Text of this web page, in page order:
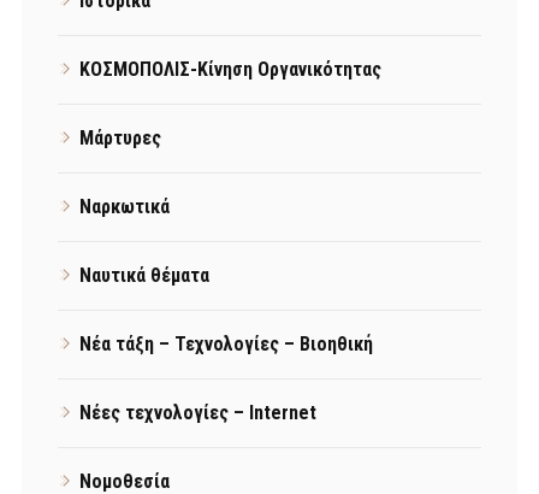
ΚΟΣΜΟΠΟΛΙΣ-Κίνηση Οργανικότητας
Μάρτυρες
Ναρκωτικά
Ναυτικά θέματα
Νέα τάξη – Τεχνολογίες – Βιοηθική
Νέες τεχνολογίες – Internet
Νομοθεσία